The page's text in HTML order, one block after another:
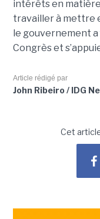
intérêts en matière
travailler à mettre
le gouvernement
Congrès et
Article rédigé par
John Ribeiro / IDG
Cet